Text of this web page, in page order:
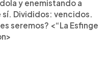
y enemistando a
sí. Divididos: vencidos.
seremos? <“La Esfinge